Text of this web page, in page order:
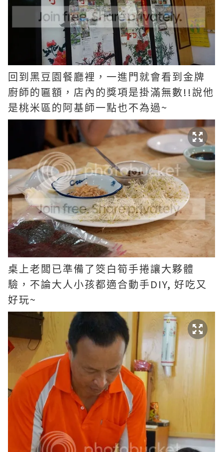
回到黑豆園餐廳裡，一進門就會看到金牌
廚師的匾額，店內的獎項是掛滿無數!!說他
是桃米區的阿基師一點也不為過~
桌上老闆已準備了筊白筍手捲讓大夥體
驗，不論大人小孩都適合動手DIY, 好吃又
好玩~